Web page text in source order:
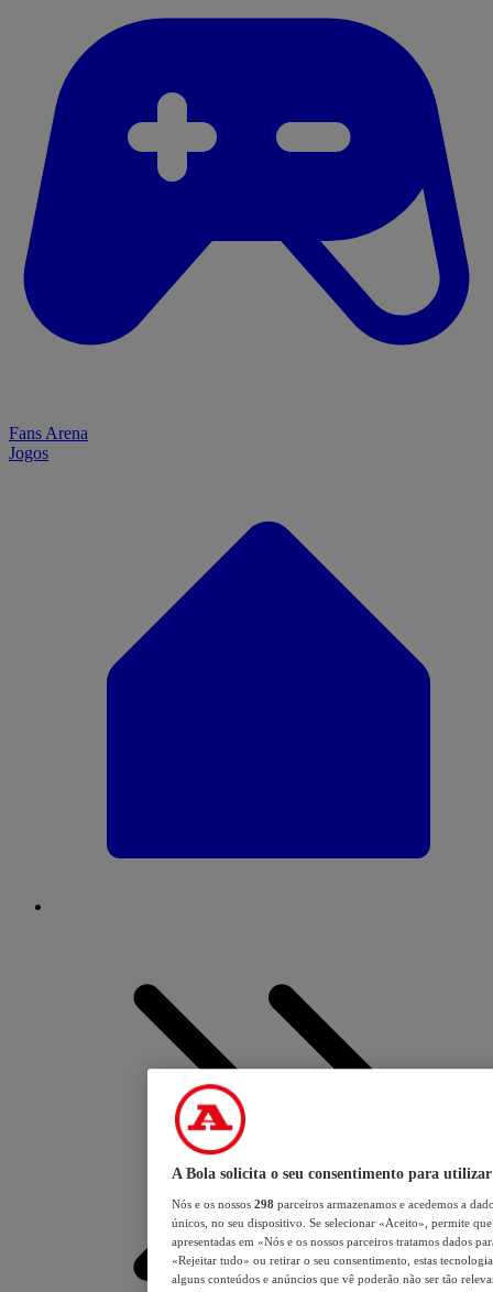
Fans Arena
Jogos
A Bola solicita o seu consentimento para utilizar
Nós e os nossos 298 parceiros armazenamos e acedemos a
únicos, no seu dispositivo. Se selecionar «Aceito», permite
apresentadas em «Nós e os nossos parceiros tratamos dados
«Rejeitar tudo» ou retirar o seu consentimento, estas
alguns conteúdos e anúncios que vê poderão não ser tão